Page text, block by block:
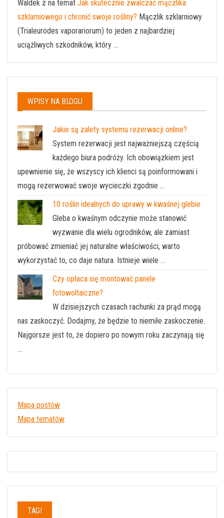
Waldek z na temat Jak skutecznie zwalczać mączlika
szklarniowego i chronić swoje rośliny? Mączlik szklarniowy
(Trialeurodes vaporariorum) to jeden z najbardziej
uciążliwych szkodników, który ...
WPISY NA BLOGU
Jakie są zalety systemu rezerwacji online?
System rezerwacji jest najważniejszą częścią
każdego biura podróży. Ich obowiązkiem jest
upewnienie się, że wszyscy ich klienci są poinformowani i
mogą rezerwować swoje wycieczki zgodnie …
10 roślin idealnych do uprawy w kwaśnej glebie
Gleba o kwaśnym odczynie może stanowić
wyzwanie dla wielu ogrodników, ale zamiast
próbować zmieniać jej naturalne właściwości, warto
wykorzystać to, co daje natura. Istnieje wiele …
Czy opłaca się montować panele
fotowoltaiczne?
W dzisiejszych czasach rachunki za prąd mogą
nas zaskoczyć. Dodajmy, że będzie to niemiłe zaskoczenie.
Najgorsze jest to, że dopiero po nowym roku zaczynają się
…
Mapa postów
Mapa tematów
TAGI